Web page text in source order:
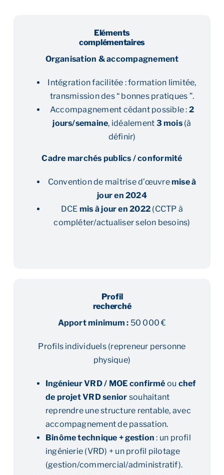
Eléments
complémentaires
Organisation & accompagnement
Intégration facilitée : formation limitée,
transmission des “ bonnes pratiques ”.
Accompagnement cédant possible : 2
jours/semaine, idéalement 3 mois(à
définir)
Cadre marchés publics / conformité
Convention de maîtrise d’œuvremise à
jour en 2024
DCE mis à jour en 2022 (CCTP à
compléter/actualiser selon besoins)
Profil
recherché
Apport minimum : 50 000 €
Profils individuels (repreneur personne
physique)
Ingénieur VRD / MOE confirmé ou chef
de projet VRD senior souhaitant
reprendre une structure rentable, avec
accompagnement de passation.
Binôme technique + gestion : un profil
ingénierie (VRD) + un profil pilotage
(gestion/commercial/administratif).